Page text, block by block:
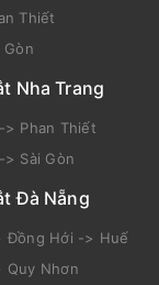
Thiết
Nha Trang
> Phan Thiết
> Sài Gòn
Đà Nẵng
Đồng Hới -> Huế
Quy Nhơn